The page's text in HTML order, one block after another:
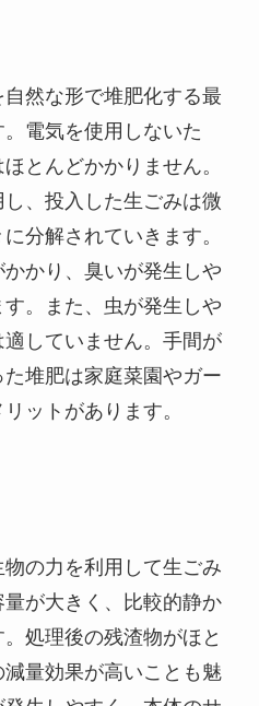
然な形で堆肥化する最
電気を使用しないた
とんどかかりません。
、投入した生ごみは微
分解されていきます。
かり、臭いが発生しや
。また、虫が発生しや
していません。手間が
堆肥は家庭菜園やガー
ットがあります。
の力を利用して生ごみ
が大きく、比較的静か
処理後の残渣物がほと
量効果が高いことも魅